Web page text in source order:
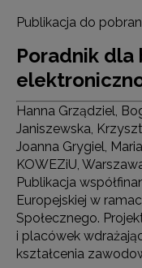
Publikacja do
Poradnik dla
Hanna Grządziel,
Janiszewska,
Joanna Grygiel,
KOWEZiU,
Publikacja
Europejskiej w
Społecznego.
i placówek
kształcenia